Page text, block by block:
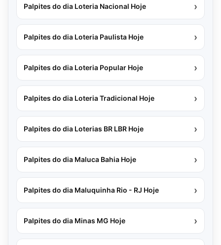
Palpites do dia Loteria Nacional Hoje ›
Palpites do dia Loteria Paulista Hoje ›
Palpites do dia Loteria Popular Hoje ›
Palpites do dia Loteria Tradicional Hoje ›
Palpites do dia Loterias BR LBR Hoje ›
Palpites do dia Maluca Bahia Hoje ›
Palpites do dia Maluquinha Rio - RJ Hoje ›
Palpites do dia Minas MG Hoje ›